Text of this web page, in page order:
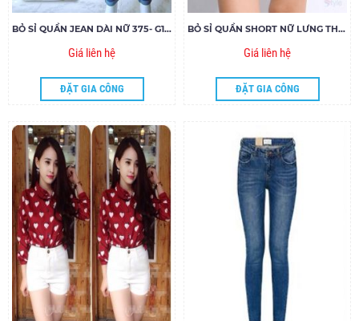
BỎ SỈ QUẦN JEAN DÀI NỮ 375- G120
Giá liên hệ
ĐẶT GIA CÔNG
BỎ SỈ QUẦN SHORT NỮ LƯNG THUN 026- G70
Giá liên hệ
ĐẶT GIA CÔNG